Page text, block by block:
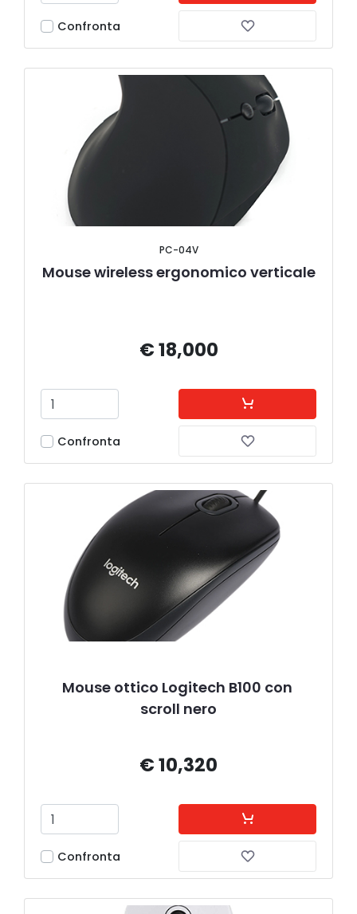
Confronta
PC-04V
Mouse wireless ergonomico verticale
€ 18,000
Confronta
Mouse ottico Logitech B100 con
scroll nero
€ 10,320
Confronta